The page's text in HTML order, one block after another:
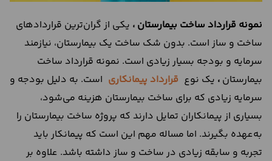
نمونه قرارداد ساخت بیمارستان ، یکی از گران‌ترین قراردادهای
ساخت و ساز است. بدون شک ساخت یک بیمارستان، نیازمند
سرمایه و بودجه بسیار زیادی است. نمونه قرارداد ساخت
بیمارستان ، یک نوع قرارداد پیمانکاری است. به دلیل بودجه و
سرمایه زیادی که برای ساخت بیمارستان هزینه می‌شود،
بسیاری از پیمانکاران تمایل دارند که پروژه ساخت بیمارستان را
به‌عهده بگیرند. اما مساله مهم این است که پیمانکار باید
تجربه و سابقه زیادی در ساخت و ساز داشته باشد. علاوه بر